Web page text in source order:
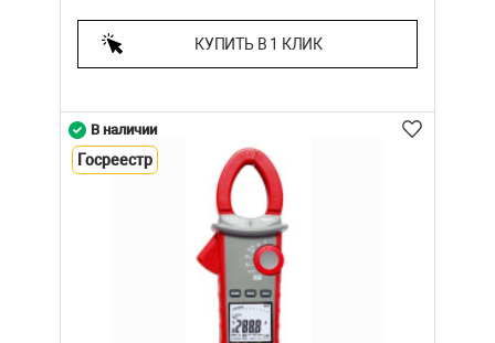
КУПИТЬ В 1 КЛИК
В наличии
Госреестр